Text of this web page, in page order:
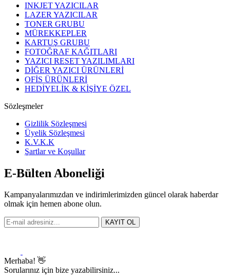
INKJET YAZICILAR
LAZER YAZICILAR
TONER GRUBU
MÜREKKEPLER
KARTUŞ GRUBU
FOTOĞRAF KAĞITLARI
YAZICI RESET YAZILIMLARI
DİĞER YAZICI ÜRÜNLERİ
OFİS ÜRÜNLERİ
HEDİYELİK & KİŞİYE ÖZEL
Sözleşmeler
Gizlilik Sözleşmesi
Üyelik Sözleşmesi
K.V.K.K
Şartlar ve Koşullar
E-Bülten Aboneliği
Kampanyalarımızdan ve indirimlerimizden güncel olarak haberdar
olmak için hemen abone olun.
KAYIT OL
Merhaba! 👋
Sorularınız için bize yazabilirsiniz...